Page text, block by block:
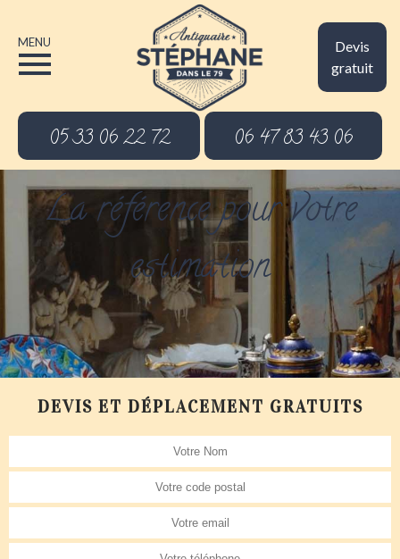
Devis
gratuit
MENU
05 33 06 22 72 06 47 83 43 06
La référence pour votre
estimation
DEVIS ET DÉPLACEMENT GRATUITS